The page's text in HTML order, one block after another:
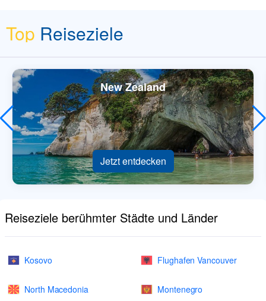
Top Reiseziele
New Zealand
Jetzt entdecken
Reiseziele berühmter Städte und Länder
Kosovo Flughafen Vancouver
North Macedonia Montenegro